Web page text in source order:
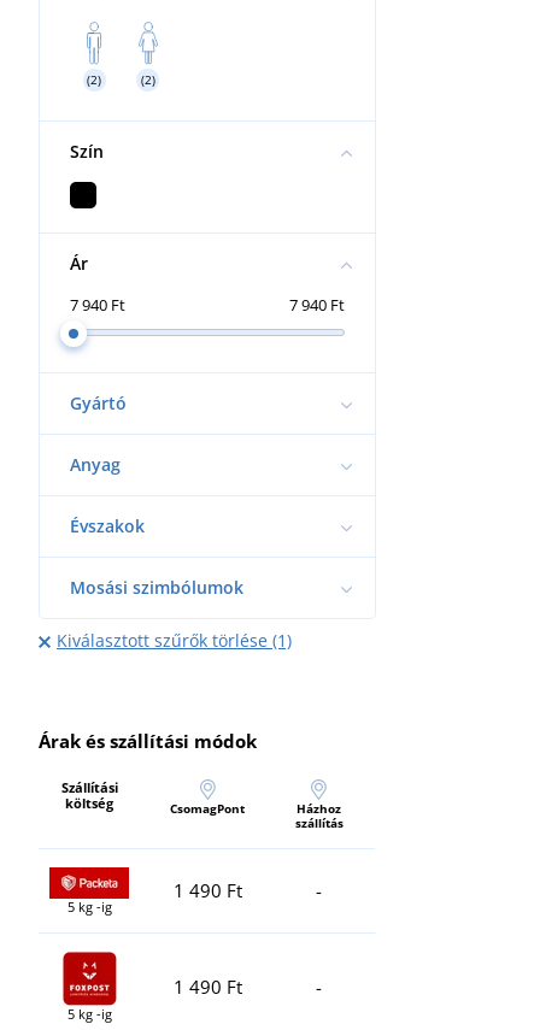
Törülközők és fürdőlepedők
Táskák és hátizsákok
(2) (2)
Szín
Ár
7 940 Ft 7 940 Ft
Gyártó
Anyag
Évszakok
Mosási szimbólumok
Kiválasztott szűrők törlése (1)
Árak és szállítási módok
Szállítási
költség
CsomagPont
Házhoz
szállítás
5 kg -ig
1 490 Ft -
5 kg -ig
1 490 Ft -